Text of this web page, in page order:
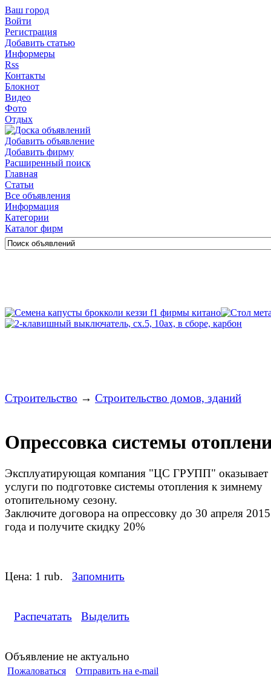
Ваш город
Войти
Регистрация
Добавить статью
Информеры
Rss
Контакты
Блокнот
Видео
Фото
Отдых
Добавить объявление
Добавить фирму
Расширенный поиск
Главная
Статьи
Все объявления
Информация
Категории
Каталог фирм
Строительство → Строительство домов, зданий
Опрессовка системы
Эксплуатирующая компания "ЦС ГРУПП" оказывает
услуги по подготовке системы отопления к зимнему
отопительному сезону.
Заключите договора на опрессовку до 30 апреля 2015
года и получите скидку 20%
Цена: 1 rub. Запомнить
Распечатать Выделить
Объявление не актуально
Пожаловаться Отправить на e-mail